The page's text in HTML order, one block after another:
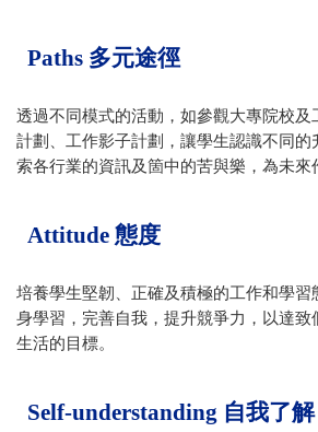
Paths 多元途徑
透過不同模式的活動，如參觀大專院校及
計劃、工作影子計劃，讓學生認識不同的
索各行業的資訊及箇中的苦與樂，為未來
Attitude 態度
培養學生堅韌、正確及積極的工作和學習
身學習，完善自我，提升競爭力，以達致
生活的目標。
Self-understanding 自我了解